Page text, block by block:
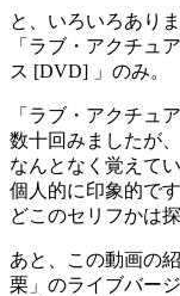
と、いろいろあり
「ラブ・アクチュ
ス [DVD] 」のみ。
「ラブ・アクチュ
数十回みましたが、
なんとなく覚えて
個人的に印象的です
どこのセリフかは
あと、この動画の
栗」のライブバー